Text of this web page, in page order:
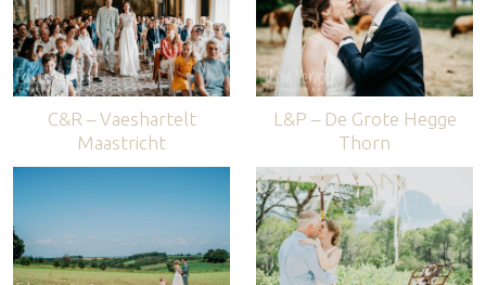
C&R – Vaeshartelt
Maastricht
L&P – De Grote Hegge
Thorn